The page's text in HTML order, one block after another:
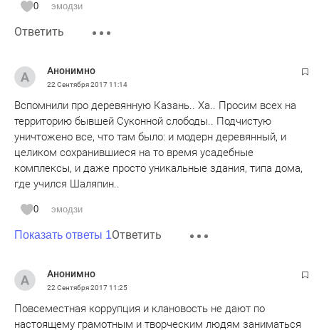
0 эмодзи
Ответить
Анонимно
22 Сентября 201711:14
Вспомнили про деревянную Казань.. Ха.. Просим всех на
территорию бывшей Суконной слободы.. Подчистую
уничтожено все, что там было: и модерн деревянный, и
целиком сохранившиеся на то время усадебные
комплексы, и даже просто уникальные здания, типа дома,
где учился Шаляпин..
0 эмодзи
Показать ответы 1Ответить
Анонимно
22 Сентября 201711:25
Повсеместная коррупция и клановость не дают по
настоящему грамотным и творческим людям заниматься